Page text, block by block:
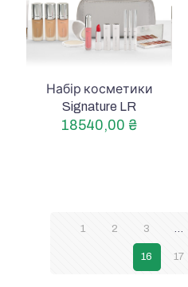
Набір косметики
Signature LR
18540,00 ₴
1 2 3 …
16 17